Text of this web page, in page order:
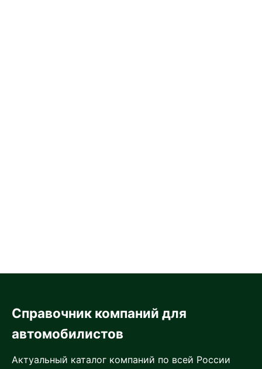
Справочник компаний для
автомобилистов
Актуальный каталог компаний по всей России